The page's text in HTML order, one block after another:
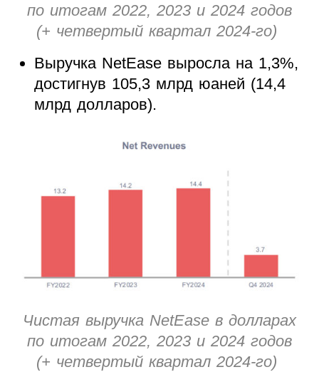
по итогам 2022, 2023 и 2024 годов
(+ четвертый квартал 2024-го)
Выручка NetEase выросла на 1,3%,
достигнув 105,3 млрд юаней (14,4
млрд долларов).
Чистая выручка NetEase в долларах
по итогам 2022, 2023 и 2024 годов
(+ четвертый квартал 2024-го)